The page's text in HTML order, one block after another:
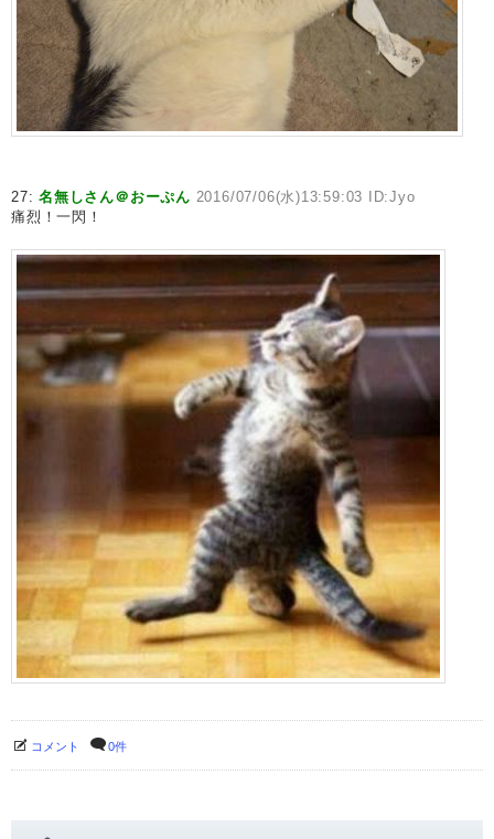
27:名無しさん＠おーぷん 2016/07/06(水)13:59:03 ID:Jyo
痛烈！一閃！
コメント 0件